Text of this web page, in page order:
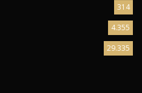
314
4.355
29.335